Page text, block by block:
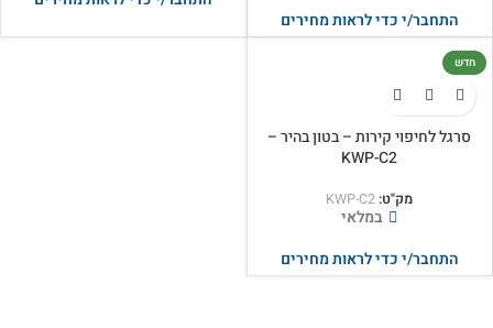
התחבר/י כדי לראות מחירים
חדש
סרגל לחיפוי קירות – בטון בהיר –
KWP-C2
מק"ט: KWP-C2
במלאי
התחבר/י כדי לראות מחירים